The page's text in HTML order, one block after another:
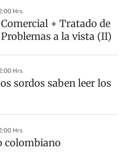
Hrs
+ Tratado de
a la vista (II)
Hrs
sordos saben leer los
Hrs
colombiano